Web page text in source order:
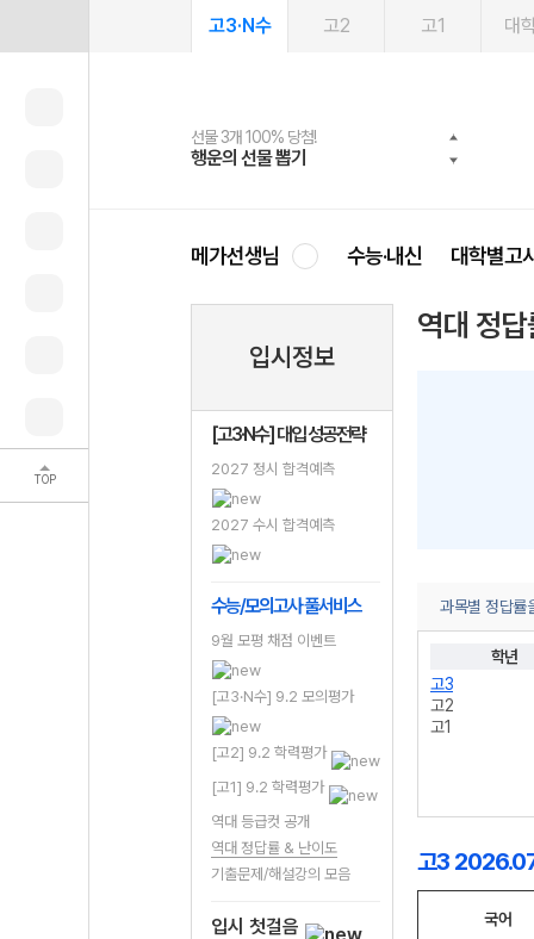
TOP
고3·N수 고2 고1 대
선물 3개 100% 당첨!
행운의 선물 뽑기
선물 100% 증정!
메가스터디 X 올리브
여름방학 스터디 캐시백
메가런 썸머스쿨
2027 러셀 단과
강사 공개선발
스마트러닝앱
설문 EVENT
메가패스
3일 무료 체험권
메가패스 수강생 무료혜택!
메가클럽 멤버십
사회공헌 캠페인
희망이룸 메가나눔
메가선생님 수능·내신 대학별고
입시정보
[고3·N수] 대입 성공전략
2027 정시 합격예측
2027 수시 합격예측
수능/모의고사 풀서비스
9월 모평 채점 이벤트
[고3·N수] 9.2 모의평가
[고2] 9.2 학력평가
[고1] 9.2 학력평가
역대 등급컷 공개
역대 정답률 & 난이도
기출문제/해설강의 모음
입시 첫걸음
역대 정
과목별 정답률
학년
고3
고2
고1
고3
국어